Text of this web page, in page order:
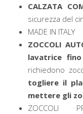
CALZATA
sicurezza del
MADE IN ITALY
ZOCCOLI
lavatrice fino
richiedono
togliere il
mettere gli
ZOCCOLI